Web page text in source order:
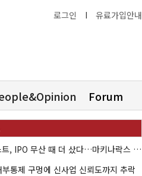
로그인 I 유료가입안내
Forum
HB인베스트, IPO 무산 때 더 샀다…마키나락스 투자 2.7배 회수
통제 구멍에 신사업 신뢰도까지 추락